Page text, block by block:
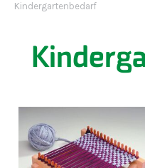
Kindergartenbedarf